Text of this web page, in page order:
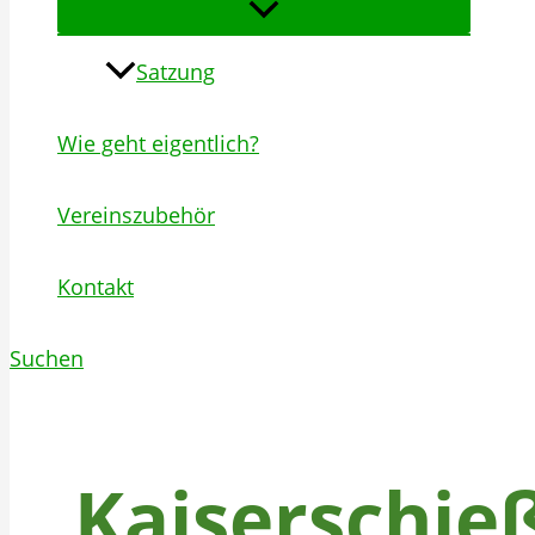
Satzung
Wie geht eigentlich?
Vereinszubehör
Kontakt
Suchen